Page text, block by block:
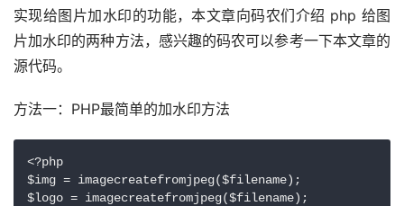
实现给图片加水印的功能，本文章向码农们介绍 php 给图
片加水印的两种方法，感兴趣的码农可以参考一下本文章的
源代码。
方法一：PHP最简单的加水印方法
<?php
$img = imagecreatefromjpeg($filename);
$logo = imagecreatefromjpeg($filename);